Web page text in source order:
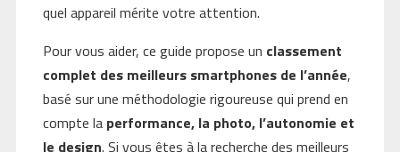
quel appareil mérite votre attention.
Pour vous aider, ce guide propose un classement
complet des meilleurs smartphones de l’année,
basé sur une méthodologie rigoureuse qui prend en
compte la performance, la photo, l’autonomie et
le design. Si vous êtes à la recherche des meilleurs